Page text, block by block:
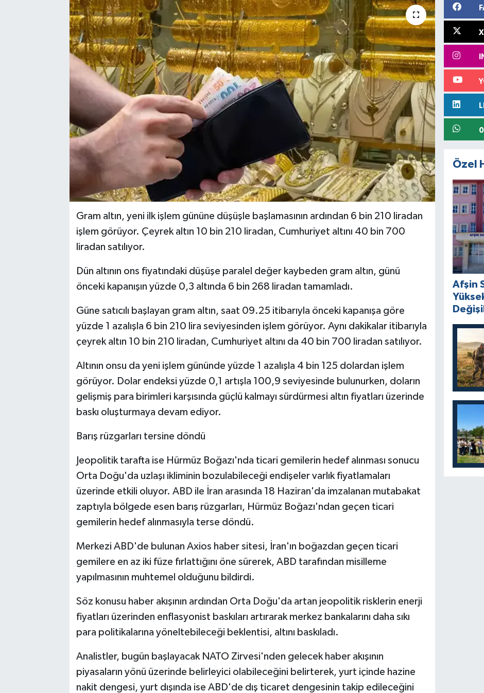
Gram altın, yeni ilk işlem gününe düşüşle başlamasının ardından 6 bin 210 liradan
işlem görüyor. Çeyrek altın 10 bin 210 liradan, Cumhuriyet altını 40 bin 700
liradan satılıyor.
Dün altının ons fiyatındaki düşüşe paralel değer kaybeden gram altın, günü
önceki kapanışın yüzde 0,3 altında 6 bin 268 liradan tamamladı.
Güne satıcılı başlayan gram altın, saat 09.25 itibarıyla önceki kapanışa göre
yüzde 1 azalışla 6 bin 210 lira seviyesinden işlem görüyor. Aynı dakikalar itibarıyla
çeyrek altın 10 bin 210 liradan, Cumhuriyet altını da 40 bin 700 liradan satılıyor.
Altının onsu da yeni işlem gününde yüzde 1 azalışla 4 bin 125 dolardan işlem
görüyor. Dolar endeksi yüzde 0,1 artışla 100,9 seviyesinde bulunurken, doların
gelişmiş para birimleri karşısında güçlü kalmayı sürdürmesi altın fiyatları üzerinde
baskı oluşturmaya devam ediyor.
Barış rüzgarları tersine döndü
Jeopolitik tarafta ise Hürmüz Boğazı'nda ticari gemilerin hedef alınması sonucu
Orta Doğu'da uzlaşı ikliminin bozulabileceği endişeler varlık fiyatlamaları
üzerinde etkili oluyor. ABD ile İran arasında 18 Haziran'da imzalanan mutabakat
zaptıyla bölgede esen barış rüzgarları, Hürmüz Boğazı'ndan geçen ticari
gemilerin hedef alınmasıyla terse döndü.
Merkezi ABD'de bulunan Axios haber sitesi, İran'ın boğazdan geçen ticari
gemilere en az iki füze fırlattığını öne sürerek, ABD tarafından misilleme
yapılmasının muhtemel olduğunu bildirdi.
Söz konusu haber akışının ardından Orta Doğu'da artan jeopolitik risklerin enerji
fiyatları üzerinden enflasyonist baskıları artırarak merkez bankalarını daha sıkı
para politikalarına yöneltebileceği beklentisi, altını baskıladı.
Analistler, bugün başlayacak NATO Zirvesi'nden gelecek haber akışının
piyasaların yönü üzerinde belirleyici olabileceğini belirterek, yurt içinde hazine
nakit dengesi, yurt dışında ise ABD'de dış ticaret dengesinin takip edileceğini
X
Özel
Afşin